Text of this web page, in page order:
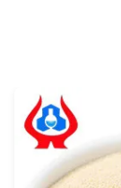
YILDIZ
4 yıldız
3 Yıldız
2 yıldız
1 yıldız